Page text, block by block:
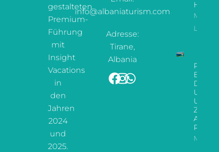
gestalteten
Premium-
Führung
mit
Insight
Vacations
in
den
Jahren
2024
und
2025.
info@albaniaturism.com
Adresse:
Tirane,
Albania
Hotels
Mehr
Lesen
Der
Zur
Riviera
Mehr